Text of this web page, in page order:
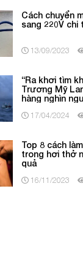
Cách chuyển
sang 220V
13/09/2023
“Ra khơi tìm
Trương Mỹ
hàng nghìn
17/04/2024
Top 8 cách
trong hơi thở
quả
16/11/2023